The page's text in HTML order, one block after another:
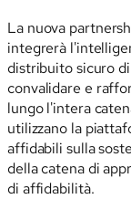
La nuova
integrerà
distribuito sicuro
convalidare e
lungo l'intera
utilizzano la
affidabili sulla
della catena di
di affidabilità.